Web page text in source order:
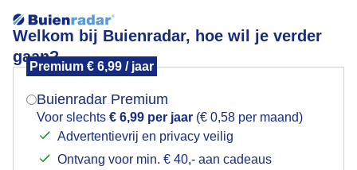
Welkom bij Buienradar, hoe wil je verder
gaan?
Premium € 6,99 / jaar
Buienradar Premium
Voor slechts € 6,99 per jaar (€ 0,58 per maand)
Advertentievrij en privacy veilig
Ontvang voor min. € 40,- aan cadeaus
Zon in de middag
Mogen we je locatie gebruiken voor het
Indien je hier nog geen akkoord op hebt gegeven,